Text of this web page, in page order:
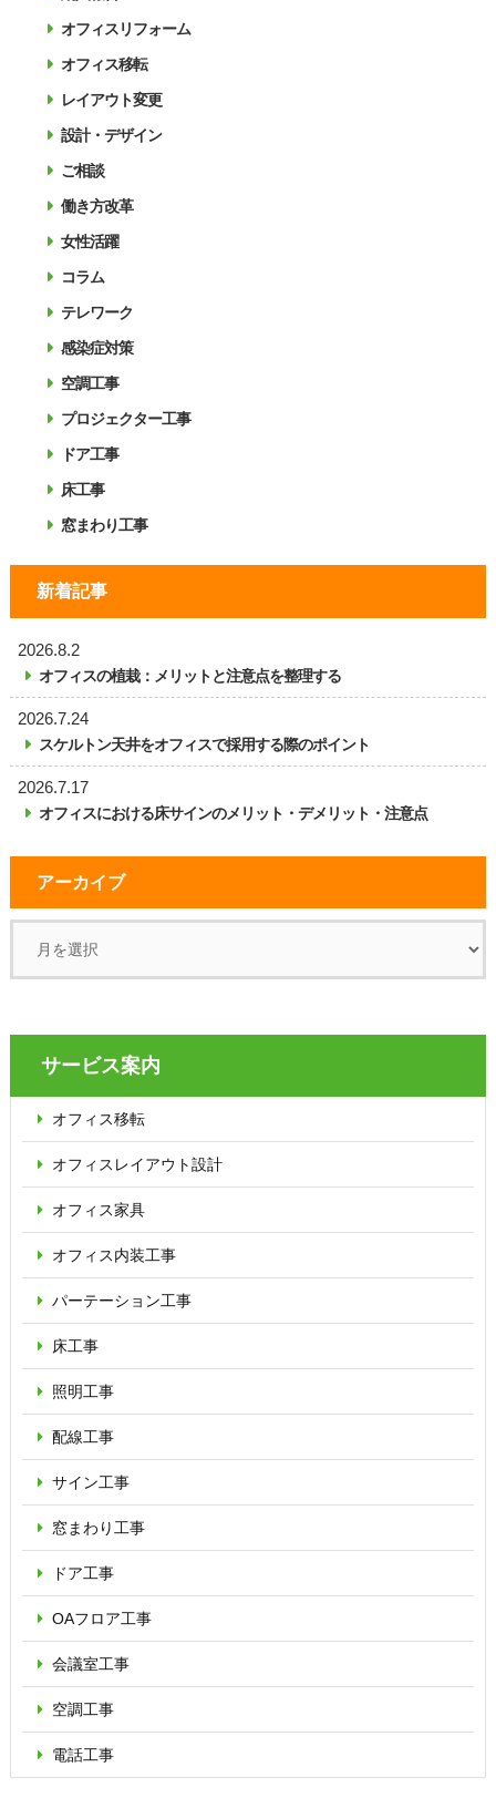
オフィスリフォーム
オフィス移転
レイアウト変更
設計・デザイン
ご相談
働き方改革
女性活躍
コラム
テレワーク
感染症対策
空調工事
プロジェクター工事
ドア工事
床工事
窓まわり工事
新着記事
2026.8.2
オフィスの植栽：メリットと注意点を整理する
2026.7.24
スケルトン天井をオフィスで採用する際のポイント
2026.7.17
オフィスにおける床サインのメリット・デメリット・注意点
アーカイブ
サービス案内
オフィス移転
オフィス レイアウト設計
オフィス家具
オフィス内装工事
パーテーション工事
床工事
照明工事
配線工事
サイン工事
窓まわり工事
ドア工事
OAフロア工事
会議室工事
空調工事
電話工事